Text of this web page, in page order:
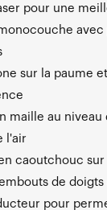
pour une
sur la paume
maille au
l'air
caoutchouc
de doigts
pour